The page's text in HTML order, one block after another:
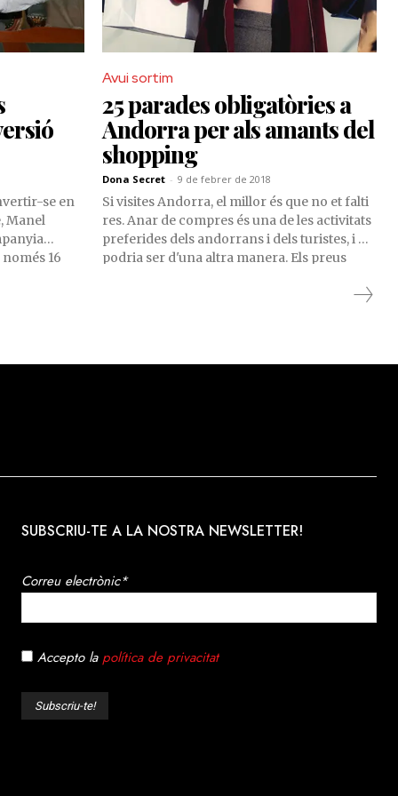
se en
Manel
16
Avui sortim
25 parades obligatòries a
Andorra per als amants del
shopping
Dona Secret - 9 de febrer de 2018
Si visites Andorra, el millor és que no et falti
res. Anar de compres és una de les activitats
preferides dels andorrans i dels turistes, i no
podria ser d'una altra manera. Els preus
Principat d'Andorra un lloc més que oportú
SUBSCRIU-TE A LA NOSTRA NEWSLETTER!
Correu electrònic*
Accepto la política de privacitat